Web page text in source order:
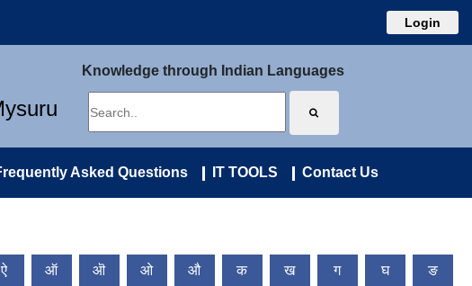
Login
Knowledge through Indian Languages
Asked Questions IT TOOLS Contact Us
ऐ ऑ ऒ ओ औ क ख ग घ ङ